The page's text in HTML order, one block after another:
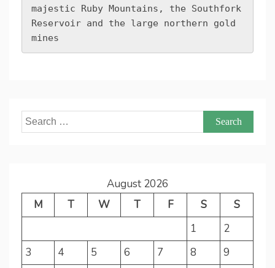
majestic Ruby Mountains, the Southfork
Reservoir and the large northern gold
mines
Search
for:
August 2026
M
T W T F S
S
1
2
3
4 5 6 7 8
9